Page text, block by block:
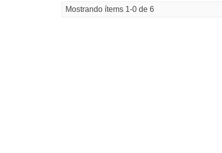
Mostrando ítems 1-0 de 6